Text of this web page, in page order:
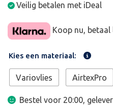
Veilig betalen met iDeal
Koop nu, betaal
Kies een materiaal:
Variovlies AirtexPro
Bestel voor 20:00,